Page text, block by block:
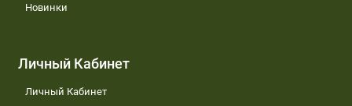
Новинки
Личный Кабинет
Личный Кабинет